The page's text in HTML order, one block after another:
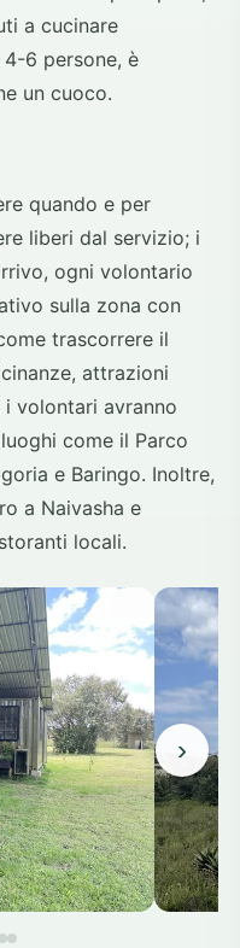
a cucinare
6 persone, è
un cuoco.
quando e per
liberi dal servizio; i
ogni volontario
sulla zona con
trascorrere il
attrazioni
volontari avranno
come il Parco
e Baringo. Inoltre,
a Naivasha e
locali.
›